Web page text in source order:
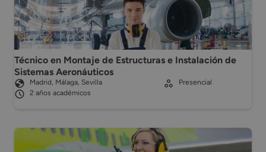
Técnico en Montaje de Estructuras e Instalación de
Sistemas Aeronáuticos
Madrid, Málaga, Sevilla
2 años académicos
Presencial